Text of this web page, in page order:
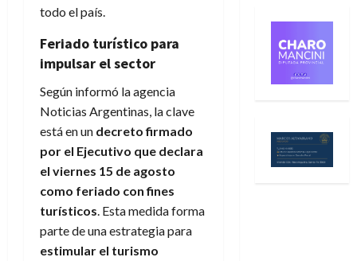
todo el país.
Feriado turístico para
impulsar el sector
Según informó la agencia
Noticias Argentinas, la clave
está en un decreto firmado
por el Ejecutivo que declara
el viernes 15 de agosto
como feriado con fines
turísticos. Esta medida forma
parte de una estrategia para
estimular el turismo